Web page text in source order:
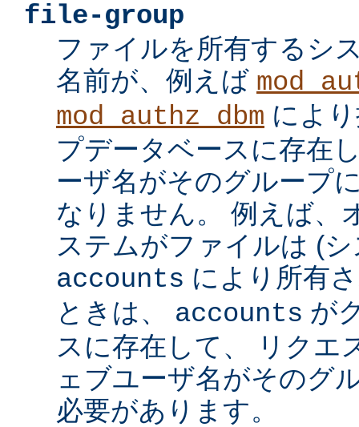
file-group
ファイルを所有するシ
名前が、例えば
mod_authz_dbm によ
プデータベースに存在
ーザ名がそのグループ
なりません。 例えば、
ステムがファイルは (
accounts により所有
ときは、 accounts が
スに存在して、 リクエ
ェブユーザ名がそのグ
必要があります。